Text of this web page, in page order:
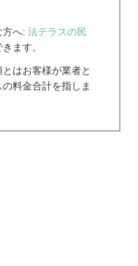
方へ: 法テラスの民
ます。
はお客様が業者と
料金合計を指しま